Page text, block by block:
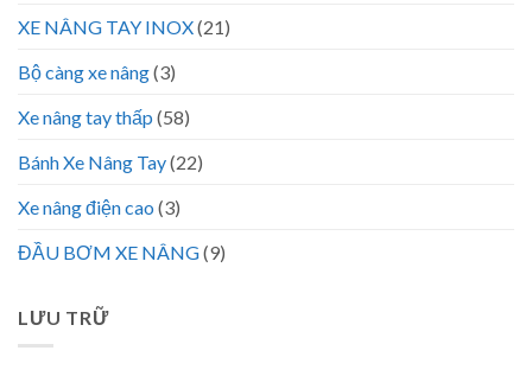
XE NÂNG TAY INOX(21)
Bộ càng xe nâng(3)
Xe nâng tay thấp (58)
Bánh Xe Nâng Tay(22)
Xe nâng điện cao (3)
ĐẦU BƠM XE NÂNG(9)
LƯU TRỮ